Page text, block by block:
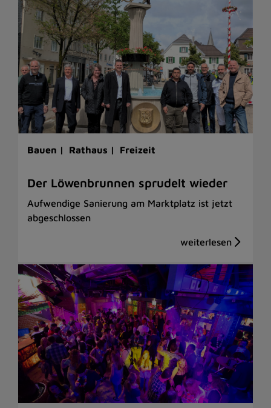
Bauen | Rathaus | Freizeit
Der Löwenbrunnen sprudelt wieder
Aufwendige Sanierung am Marktplatz ist jetzt
abgeschlossen